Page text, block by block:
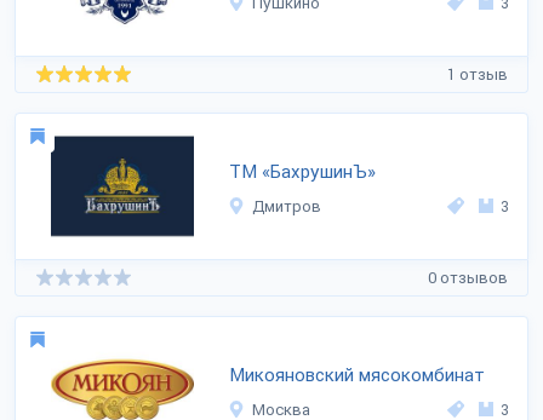
1 отзыв
ТМ «БахрушинЪ»
Дмитров 3
0 отзывов
Микояновский мясокомбинат
Москва 3